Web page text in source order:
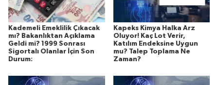
Kademeli Emeklilik Çıkacak
mı? Bakanlıktan Açıklama
Geldi mi? 1999 Sonrası
Sigortalı Olanlar İçin Son
Durum:
Kapeks Kimya Halka Arz
Oluyor! Kaç Lot Verir,
Katılım Endeksine Uygun
mu? Talep Toplama Ne
Zaman?